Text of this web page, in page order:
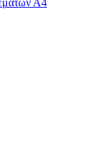
Α4